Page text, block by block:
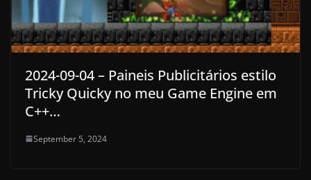
2024-09-04 – Paineis Publicitários estilo
Tricky Quicky no meu Game Engine em
C++…
September 5, 2024